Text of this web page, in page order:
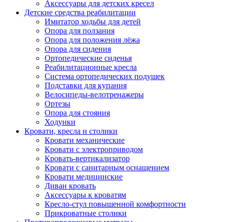
Аксессуары для детских кресел
Детские средства реабилитации
Имитатор ходьбы для детей
Опора для ползания
Опора для положения лёжа
Опора для сидения
Ортопедические сиденья
Реабилитационные кресла
Система ортопедических подушек
Подставки для купания
Велосипеды-велотренажеры
Ортезы
Опора для стояния
Ходунки
Кровати, кресла и столики
Кровати механические
Кровати с электроприводом
Кровать-вертикализатор
Кровати с санитарным оснащением
Кровати медицинские
Диван кровать
Аксессуары к кроватям
Кресло-стул повышенной комфортности
Прикроватные столики